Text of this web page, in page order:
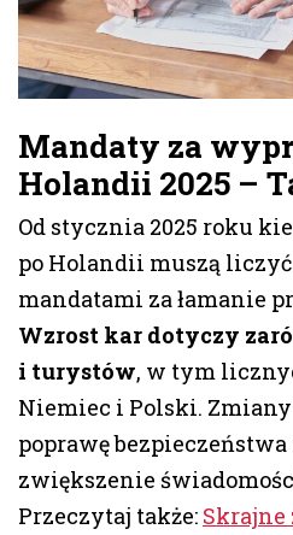
Mandaty za
Holandii 2025 –
Od stycznia 2025 roku
po Holandii muszą
mandatami za łamanie
Wzrost kar dotyczy
i turystów, w tym
Niemiec i Polski.
poprawę
zwiększenie
Przeczytaj także: Skrajne